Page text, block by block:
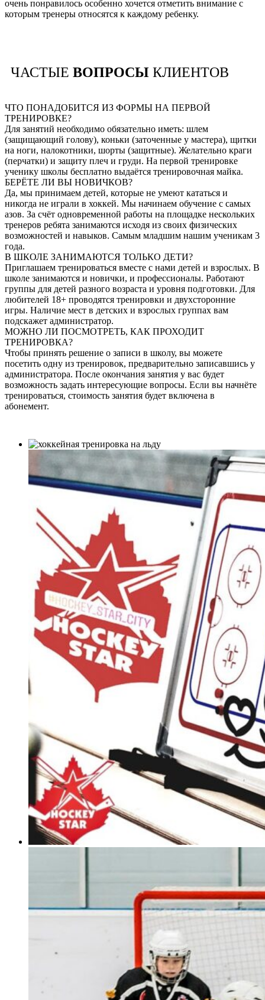
очень понравилось особенно хочется отметить внимание с
которым тренеры относятся к каждому ребенку.
ЧАСТЫЕ ВОПРОСЫ КЛИЕНТОВ
ЧТО ПОНАДОБИТСЯ ИЗ ФОРМЫ НА ПЕРВОЙ
ТРЕНИРОВКЕ?
Для занятий необходимо обязательно иметь: шлем
(защищающий голову), коньки (заточенные у мастера), щитки
на ноги, налокотники, шорты (защитные). Желательно краги
(перчатки) и защиту плеч и груди. На первой тренировке
ученику школы бесплатно выдаётся тренировочная майка.
БЕРЁТЕ ЛИ ВЫ НОВИЧКОВ?
Да, мы принимаем детей, которые не умеют кататься и
никогда не играли в хоккей. Мы начинаем обучение с самых
азов. За счёт одновременной работы на площадке нескольких
тренеров ребята занимаются исходя из своих физических
возможностей и навыков. Самым младшим нашим ученикам 3
года.
В ШКОЛЕ ЗАНИМАЮТСЯ ТОЛЬКО ДЕТИ?
Приглашаем тренироваться вместе с нами детей и взрослых. В
школе занимаются и новички, и профессионалы. Работают
группы для детей разного возраста и уровня подготовки. Для
любителей 18+ проводятся тренировки и двухсторонние
игры. Наличие мест в детских и взрослых группах вам
подскажет администратор.
МОЖНО ЛИ ПОСМОТРЕТЬ, КАК ПРОХОДИТ
ТРЕНИРОВКА?
Чтобы принять решение о записи в школу, вы можете
посетить одну из тренировок, предварительно записавшись у
администратора. После окончания занятия у вас будет
возможность задать интересующие вопросы. Если вы начнёте
тренироваться, стоимость занятия будет включена в
абонемент.